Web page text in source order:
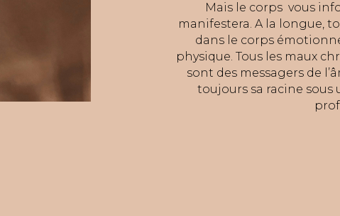
Mais le corps vous
manifestera. A la longue,
dans le corps
physique. Tous les maux
sont des messagers de
toujours sa racine sous